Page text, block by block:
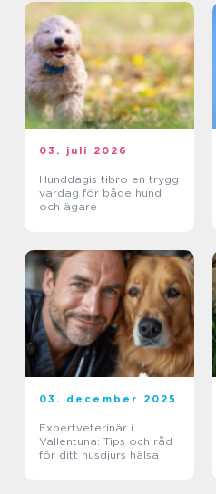
03. juli 2026
Hunddagis tibro en trygg
vardag för både hund
och ägare
03. december 2025
Expertveterinär i
Vallentuna: Tips och råd
för ditt husdjurs hälsa